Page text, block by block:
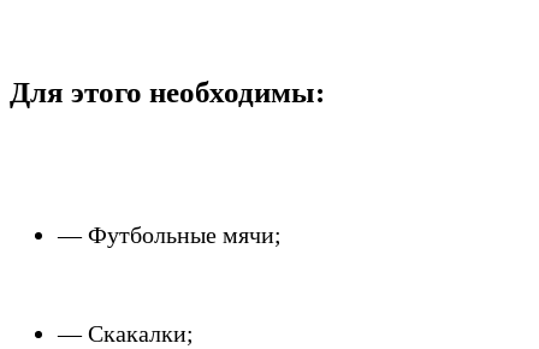
Для этого необходимы:
— Футбольные мячи;
— Скакалки;